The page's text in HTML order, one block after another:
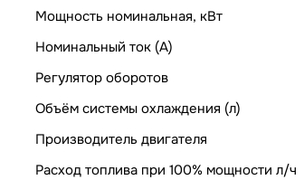
Мощность номинальная, кВт
Номинальный ток (А)
Регулятор оборотов
Объём системы охлаждения (л)
Производитель двигателя
Расход топлива при 100% мощности л/ч